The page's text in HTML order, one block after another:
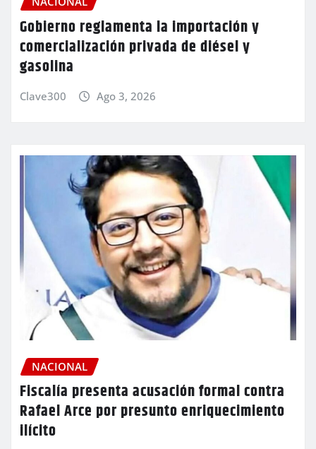
Gobierno reglamenta la importación y
comercialización privada de diésel y
gasolina
Clave300 Ago 3, 2026
NACIONAL
Fiscalía presenta acusación formal contra
Rafael Arce por presunto enriquecimiento
ilícito